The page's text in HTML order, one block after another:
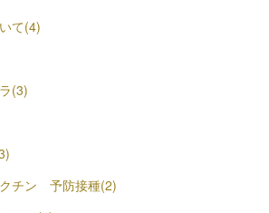
て(4)
(3)
チン 予防接種(2)